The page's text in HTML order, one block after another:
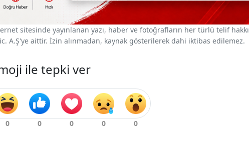
sitesinde yayınlanan yazı, haber ve fotoğrafların her türlü telif hakkı
A.Ş'ye aittir. İzin alınmadan, kaynak gösterilerek dahi iktibas edilemez.
ile tepki ver